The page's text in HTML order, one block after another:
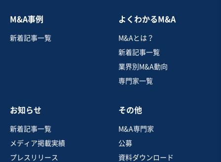
M&A事例
新着記事一覧
よくわかるM&A
M&Aとは？
新着記事一覧
業界別M&A動向
専門家一覧
お知らせ
新着記事一覧
メディア掲載実績
プレスリリース
その他
M&A専門家
公募
資料ダウンロード